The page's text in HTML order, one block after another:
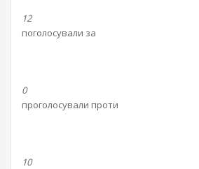
12
поголосували за
0
проголосували проти
10